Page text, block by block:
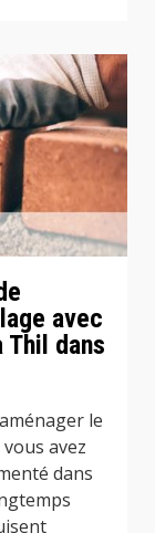
avec
Thil dans
le
avez
dans